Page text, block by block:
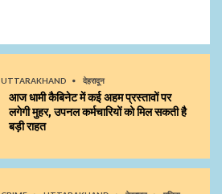
UTTARAKHAND देहरादून
आज धामी कैबिनेट में कई अहम प्रस्तावों पर
लगेगी मुहर, उपनल कर्मचारियों को मिल सकती है
बड़ी राहत